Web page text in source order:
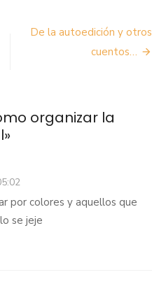
De la autoedición y otros
cuentos…
organizar la
»
por colores y aquellos que
se jeje